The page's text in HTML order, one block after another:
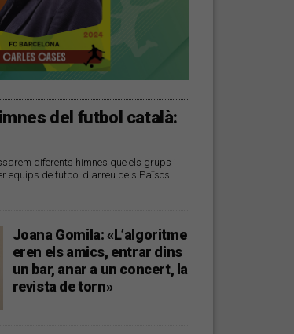
del futbol català:
diferents himnes que els grups i
equips de futbol d'arreu dels Països
Joana Gomila: «L’algoritme
eren els amics, entrar dins
un bar, anar a un concert, la
revista de torn»